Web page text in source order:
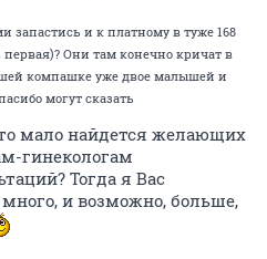
запастись и к платному в туже 168
первая)? Они там конечно кричат в
компашке уже двое малышей и
могут сказать
мало найдется желающих
гинекологам
Тогда я Вас
и возможно, больше,